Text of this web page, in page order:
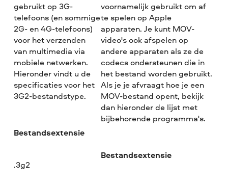
gebruikt op 3G-
telefoons (en sommige
2G- en 4G-telefoons)
voor het verzenden
van multimedia via
mobiele netwerken.
Hieronder vindt u de
specificaties voor het
3G2-bestandstype.
Bestandsextensie
.3g2
voornamelijk gebruikt om af
te spelen op Apple
apparaten. Je kunt MOV-
video's ook afspelen op
andere apparaten als ze de
codecs ondersteunen die in
het bestand worden gebruikt.
Als je je afvraagt hoe je een
MOV-bestand opent, bekijk
dan hieronder de lijst met
bijbehorende programma's.
Bestandsextensie